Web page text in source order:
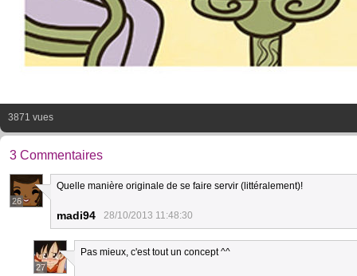
3871 vues
3 Commentaires
26
Quelle manière originale de se faire servir (littéralement)!
madi94 28/10/2013 11:48:30
27
Pas mieux, c'est tout un concept ^^